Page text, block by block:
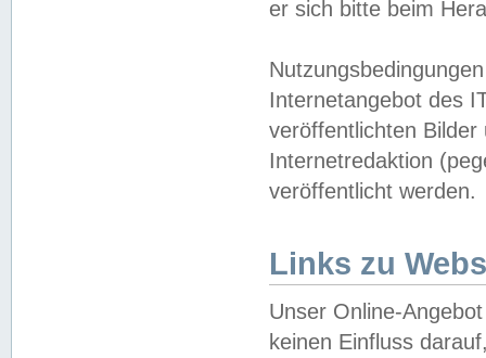
er sich bitte beim
Internetangebot des
veröffentlichten
Internetredaktion
veröffentlicht werden.
Links zu
Unser Online-
keinen Einfluss